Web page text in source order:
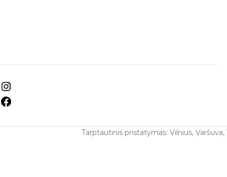
Tarptautinis pristatymas: Vilnius,